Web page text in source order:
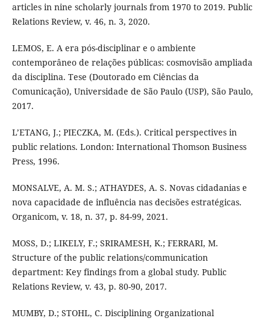
articles in nine scholarly journals from 1970 to 2019. Public
Relations Review, v. 46, n. 3, 2020.
LEMOS, E. A era pós-disciplinar e o ambiente
contemporâneo de relações públicas: cosmovisão ampliada
da disciplina. Tese (Doutorado em Ciências da
Comunicação), Universidade de São Paulo (USP), São Paulo,
2017.
L’ETANG, J.; PIECZKA, M. (Eds.). Critical perspectives in
public relations. London: International Thomson Business
Press, 1996.
MONSALVE, A. M. S.; ATHAYDES, A. S. Novas cidadanias e
nova capacidade de influência nas decisões estratégicas.
Organicom, v. 18, n. 37, p. 84-99, 2021.
MOSS, D.; LIKELY, F.; SRIRAMESH, K.; FERRARI, M.
Structure of the public relations/communication
department: Key findings from a global study. Public
Relations Review, v. 43, p. 80-90, 2017.
MUMBY, D.; STOHL, C. Disciplining Organizational